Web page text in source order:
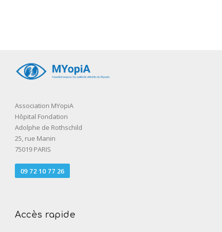
Association MYopiA
Hôpital Fondation
Adolphe de Rothschild
25, rue Manin
75019 PARIS
09 72 10 77 26
Accès rapide